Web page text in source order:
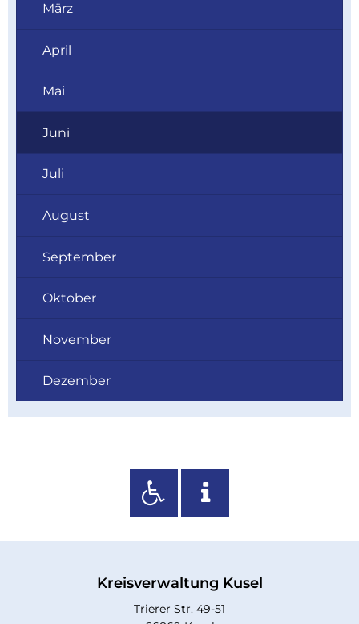
März
April
Mai
Juni
Juli
August
September
Oktober
November
Dezember
Kreisverwaltung Kusel
Trierer Str. 49-51